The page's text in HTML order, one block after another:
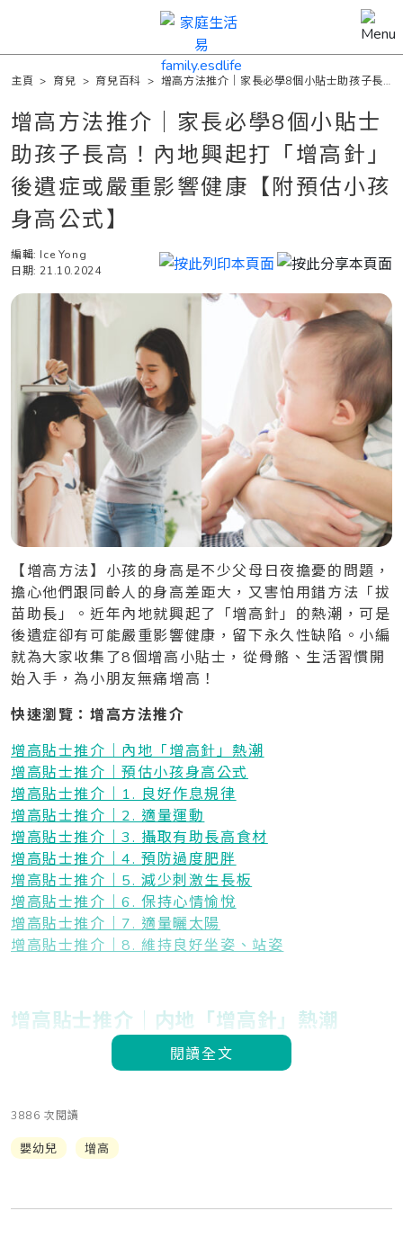
主頁 > 育兒 > 育兒百科 > 增高方法推介｜家長必學8個小貼士助孩子長
增高方法推介｜家長必學8個小貼士
助孩子長高！內地興起打「增高針」
後遺症或嚴重影響健康【附預估小孩
身高公式】
編輯: Ice Yong
日期: 21.10.2024
【增高方法】小孩的身高是不少父母日夜擔憂的問題，
擔心他們跟同齡人的身高差距大，又害怕用錯方法「拔
苗助長」。近年內地就興起了「增高針」的熱潮，可是
後遺症卻有可能嚴重影響健康，留下永久性缺陷。小編
就為大家收集了8個增高小貼士，從骨骼、生活習慣開
始入手，為小朋友無痛增高！
快速瀏覽：增高方法推介
增高貼士推介｜內地「增高針」熱潮
增高貼士推介｜預估小孩身高公式
增高貼士推介｜1. 良好作息規律
增高貼士推介｜2. 適量運動
增高貼士推介｜3. 攝取有助長高食材
增高貼士推介｜4. 預防過度肥胖
增高貼士推介｜5. 減少刺激生長板
增高貼士推介｜6. 保持心情愉悅
增高貼士推介｜7. 適量曬太陽
增高貼士推介｜8. 維持良好坐姿、站姿
增高貼士推介｜内地「增高針」熱潮
閱讀全文
3886 次閱讀
嬰幼兒 增高